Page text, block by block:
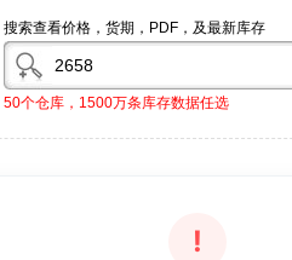
搜索查看价格，货期，PDF，及最新库存
50个仓库，1500万条库存数据任选
!